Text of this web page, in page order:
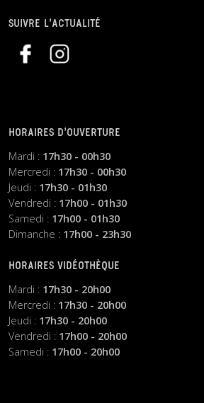
SUIVRE L’ACTUALITÉ
HORAIRES D’OUVERTURE
Mardi : 17h30 - 00h30
Mercredi : 17h30 - 00h30
Jeudi : 17h30 - 01h30
Vendredi : 17h00 - 01h30
Samedi : 17h00 - 01h30
Dimanche : 17h00 - 23h30
HORAIRES VIDÉOTHÈQUE
Mardi : 17h30 - 20h00
Mercredi : 17h30 - 20h00
Jeudi : 17h30 - 20h00
Vendredi : 17h00 - 20h00
Samedi : 17h00 - 20h00